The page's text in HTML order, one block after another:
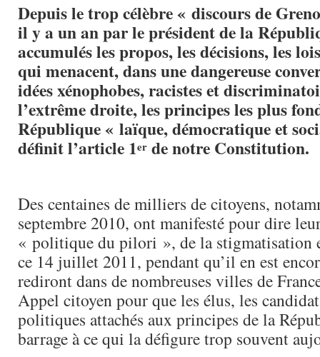
Depuis le trop célèbre « discours de
il y a un an par le président de la
accumulés les propos, les décisions, les
qui menacent, dans une dangereuse
idées xénophobes, racistes et
l’extrême droite, les principes les plus
République « laïque, démocratique et
définit l’article 1er de notre Constitution.
Des centaines de milliers de citoyens,
septembre 2010, ont manifesté pour dire
« politique du pilori », de la stigmatisation
ce 14 juillet 2011, pendant qu’il en est
rediront dans de nombreuses villes de
Appel citoyen pour que les élus, les
politiques attachés aux principes de la
barrage à ce qui la défigure trop souvent